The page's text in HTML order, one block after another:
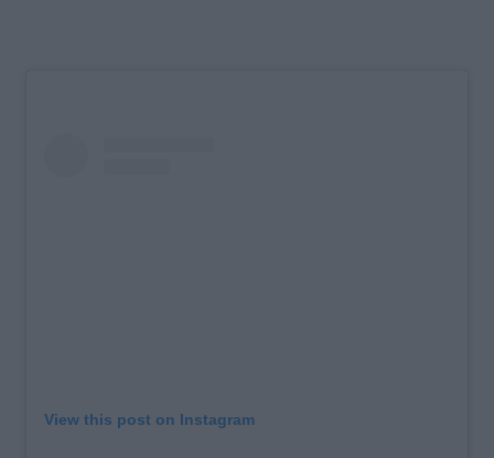
View this post on Instagram